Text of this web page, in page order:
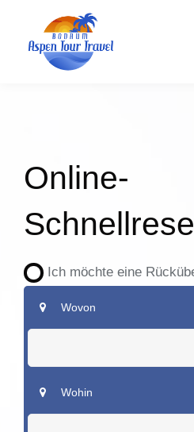
Online-
Ich möchte eine
Wovon
Wohin